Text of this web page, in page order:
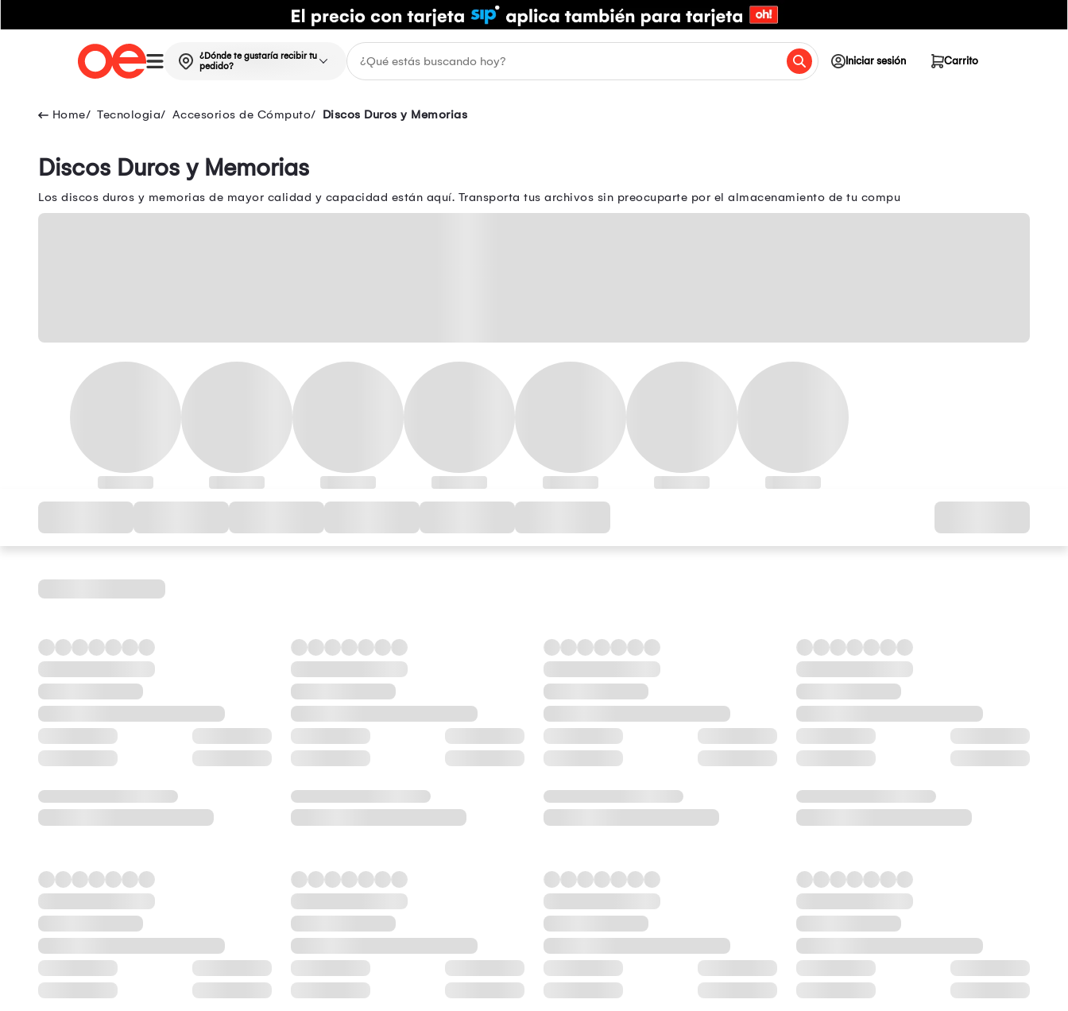
¿Dónde te gustaría recibir tu
pedido?
Iniciar sesión Carrito
Tecnologia Accesorios de Cómputo Discos Duros y Memorias
Discos Duros y Memorias
Los discos duros y memorias de mayor calidad y capacidad están aquí. Transporta tus archivos sin preocuparte por el almacenamiento de tu compu